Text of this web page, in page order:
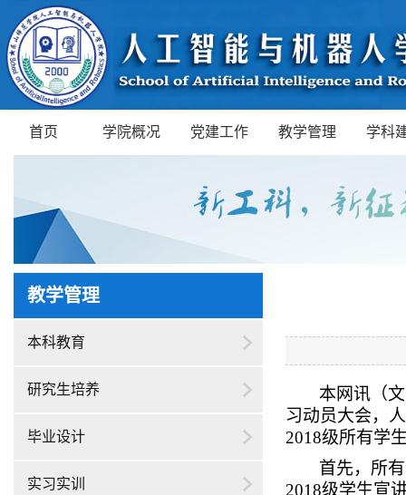
首页 学院概况 党建工作 教学管理 学科
教学管理
本科教育
研究生培养
毕业设计
实习实训
本网讯（
习动员大会，
2018级所有学
首先，所
2018级学生宣